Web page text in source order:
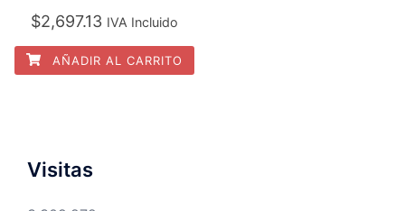
$2,697.13 IVA Incluido
AÑADIR AL CARRITO
Visitas